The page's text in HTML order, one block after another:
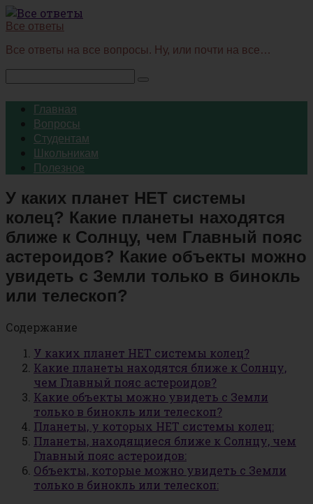
Перейти
кВсе ответы
Все ответы на все вопросы. Ну, или почти на все…
Поиск:
Главная
Вопросы
Студентам
Школьникам
Полезное
У каких планет НЕТ системы
колец? Какие планеты находятся
ближе к Солнцу, чем Главный пояс
астероидов? Какие объекты можно
увидеть с Земли только в бинокль
или телескоп?
Содержание
У каких планет НЕТ системы колец?
Какие планеты находятся ближе к Солнцу,
чем Главный пояс астероидов?
Какие объекты можно увидеть с Земли
только в бинокль или телескоп?
Планеты, у которых НЕТ системы колец:
Планеты, находящиеся ближе к Солнцу, чем
Главный пояс астероидов:
Объекты, которые можно увидеть с Земли
только в бинокль или телескоп: